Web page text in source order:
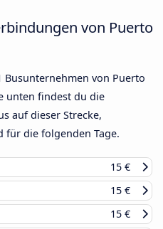
von Puerto
Busunternehmen von Puerto
unten findest du die
auf dieser Strecke,
für die folgenden Tage.
15 €
15 €
15 €